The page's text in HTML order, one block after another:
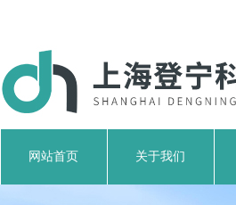
网站首页 关于我们